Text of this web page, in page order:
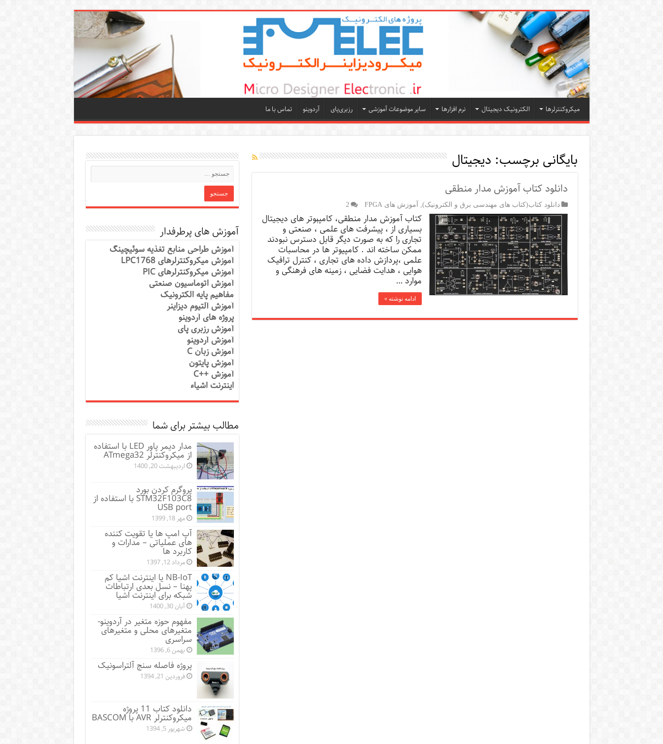
میکروکنترلرها الکترونیک دیجیتال نرم افزارها سایر موضوعات آموزشی رزبری‌پای آردوینو تماس با ما
بایگانی برچسب: دیجيتال
دانلود کتاب آموزش مدار منطقی
دانلود کتاب(کتاب های مهندسی برق و الکترونیک) ,آموزش های FPGA 2
کتاب آموزش مدار منطقی، کامپٻوتر های دیجيتال
بسياری از ، پيشرفت های علمی ، صنعتی و
تجاری را که به صورت دیگر قابل دسترس نبودند
ممکن ساخته اند . کامپيوتر ها در محاسبات
علمی ،پردازش داده های تجاری ، کنترل ترافيک
هوایی ، هدایت فضایی ، زمينه های فرهنگی و
موارد …
ادامه نوشته »
آموزش های پرطرفدار
آموزش طراحی منابع تغذیه سوئیچینگ
آموزش میکروکنترلرهای LPC1768
آموزش میکروکنترلرهای PIC
آموزش اتوماسیون صنعتی
مفاهیم پایه الکترونیک
آموزش آلتیوم دیزاینر
پروژه های آردوینو
آموزش رزبری پای
آموزش آردوینو
آموزش زبان C
آموزش پایتون
آموزش ++C
اینترنت اشیاء
مطالب بیشتر برای شما
مدار دیمر پاور LED با استفاده
از میکروکنترلر ATmega32
اردیبهشت 20, 1400
پروگرم کردن بورد
STM32F103C8 با استفاده از
USB port
مهر 18, 1399
آپ امپ ها یا تقویت کننده
های عملیاتی – مدارات و
کاربرد ها
مرداد 12, 1397
NB-IoT یا اینترنت اشیا کم
پهنا – نسل بعدی ارتباطات
شبکه برای اینترنت اشیا
آبان 30, 1400
مفهوم حوزه متغیر در آردوینو-
متغیرهای محلی و متغیرهای
سراسری
بهمن 6, 1396
پروژه فاصله سنج آلتراسونیک
فروردین 21, 1394
دانلود کتاب 11 پروژه
میکروکنترلر AVR با BASCOM
شهریور 5, 1394